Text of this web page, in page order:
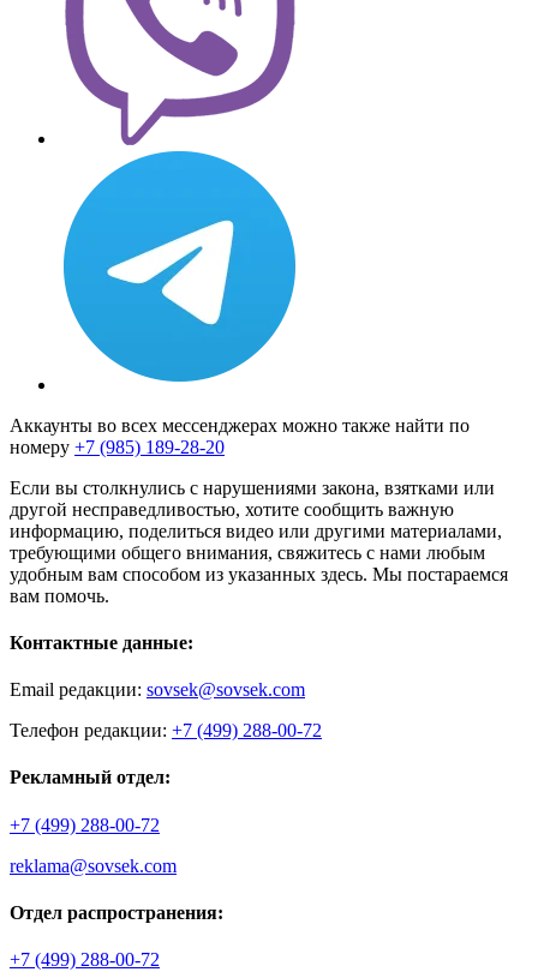
Аккаунты во всех мессенджерах можно также найти по
номеру +7 (985) 189-28-20
Если вы столкнулись с нарушениями закона, взятками или
другой несправедливостью, хотите сообщить важную
информацию, поделиться видео или другими материалами,
требующими общего внимания, свяжитесь с нами любым
удобным вам способом из указанных здесь. Мы постараемся
вам помочь.
Контактные данные:
Email редакции: sovsek@sovsek.com
Телефон редакции: +7 (499) 288-00-72
Рекламный отдел:
+7 (499) 288-00-72
reklama@sovsek.com
Отдел распространения:
+7 (499) 288-00-72